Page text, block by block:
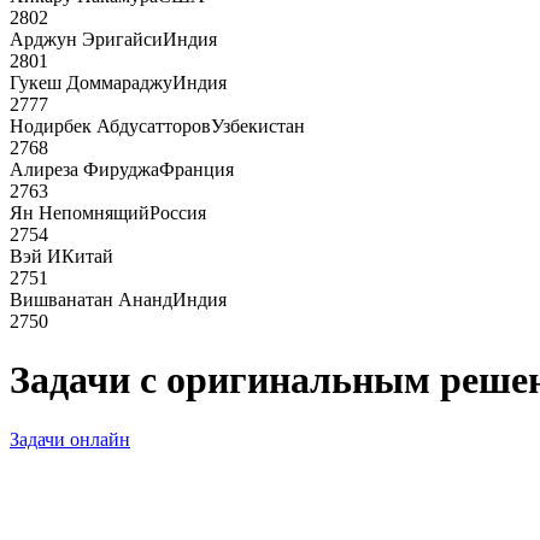
2802
Арджун ЭригайсиИндия
2801
Гукеш ДоммараджуИндия
2777
Нодирбек АбдусатторовУзбекистан
2768
Алиреза ФируджаФранция
2763
Ян НепомнящийРоссия
2754
Вэй ИКитай
2751
Вишванатан АнандИндия
2750
Задачи с оригинальным
Задачи онлайн